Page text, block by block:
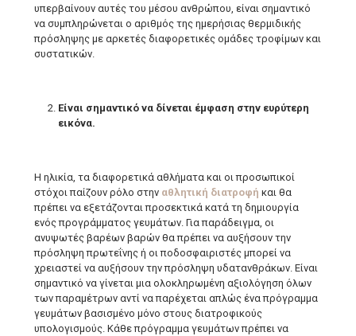
υπερβαίνουν αυτές του μέσου ανθρώπου, είναι σημαντικό
να συμπληρώνεται ο αριθμός της ημερήσιας θερμιδικής
πρόσληψης με αρκετές διαφορετικές ομάδες τροφίμων και
συστατικών.
Είναι σημαντικό να δίνεται έμφαση στην ευρύτερη
εικόνα.
Η ηλικία, τα διαφορετικά αθλήματα και οι προσωπικοί
στόχοι παίζουν ρόλο στην αθλητική διατροφή και θα
πρέπει να εξετάζονται προσεκτικά κατά τη δημιουργία
ενός προγράμματος γευμάτων. Για παράδειγμα, οι
ανυψωτές βαρέων βαρών θα πρέπει να αυξήσουν την
πρόσληψη πρωτεΐνης ή οι ποδοσφαιριστές μπορεί να
χρειαστεί να αυξήσουν την πρόσληψη υδατανθράκων. Είναι
σημαντικό να γίνεται μια ολοκληρωμένη αξιολόγηση όλων
των παραμέτρων αντί να παρέχεται απλώς ένα πρόγραμμα
γευμάτων βασισμένο μόνο στους διατροφικούς
υπολογισμούς. Κάθε πρόγραμμα γευμάτων πρέπει να